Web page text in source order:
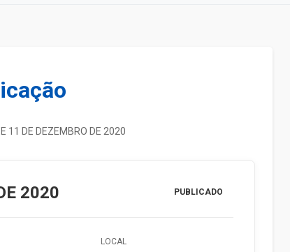
11 DE DEZEMBRO DE 2020
2020 PUBLICADO
LOCAL